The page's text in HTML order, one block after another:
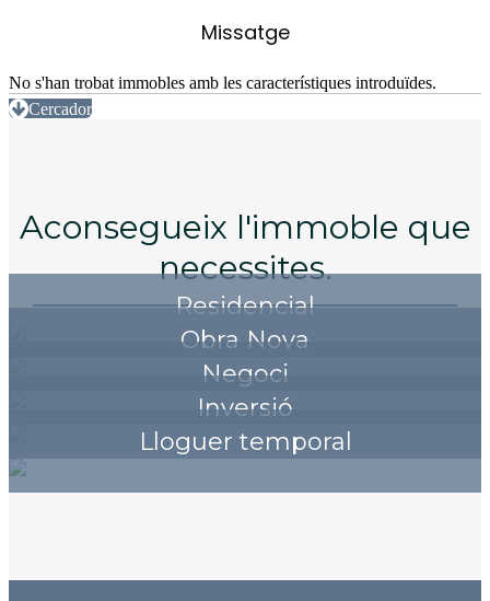
Missatge
No s'han trobat immobles amb les característiques introduïdes.
Cercador
Aconsegueix l'immoble que
necessites.
Residencial
Obra Nova
Negoci
Inversió
Lloguer temporal